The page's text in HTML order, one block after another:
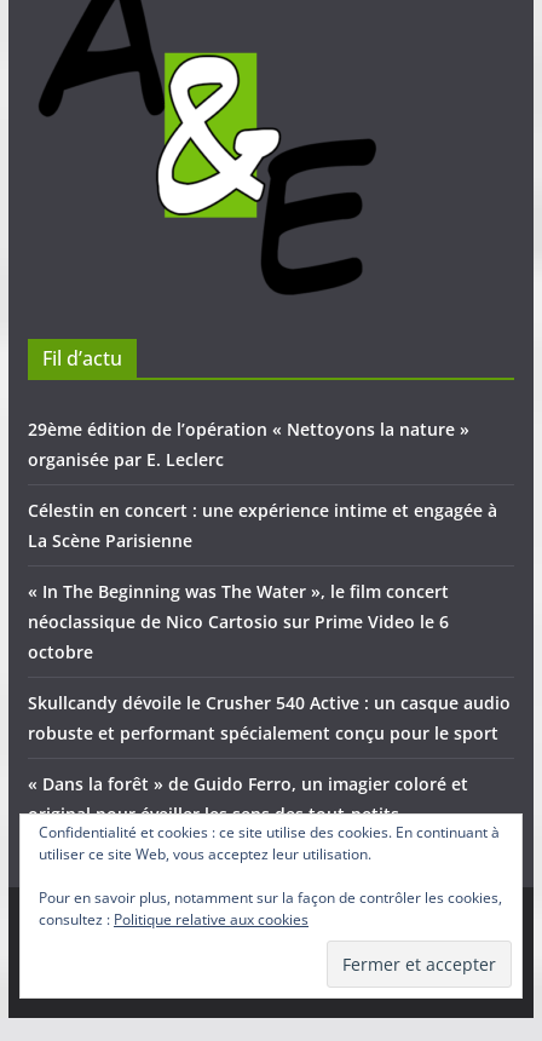
Fil d’actu
29ème édition de l’opération « Nettoyons la nature »
organisée par E. Leclerc
Célestin en concert : une expérience intime et engagée à
La Scène Parisienne
« In The Beginning was The Water », le film concert
néoclassique de Nico Cartosio sur Prime Video le 6
octobre
Skullcandy dévoile le Crusher 540 Active : un casque audio
robuste et performant spécialement conçu pour le sport
« Dans la forêt » de Guido Ferro, un imagier coloré et
original pour éveiller les sens des tout-petits
. Tous droits réservés.
par ThemeGrill. Propulsé parWordPress.
Confidentialité et cookies : ce site utilise des cookies. En continuant à
utiliser ce site Web, vous acceptez leur utilisation.
Pour en savoir plus, notamment sur la façon de contrôler les cookies,
consultez : Politique relative aux cookies